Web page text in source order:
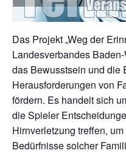
Das Projekt „Weg der
Landesverbandes
das Bewusstsein und die
Herausforderungen von
fördern. Es handelt sich
die Spieler
Hirnverletzung treffen,
Bedürfnisse solcher